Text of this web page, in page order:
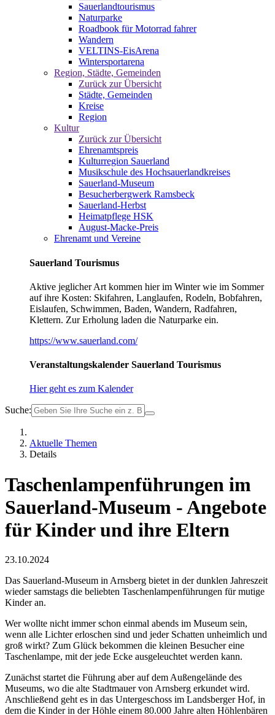
Sauerlandtourismus
Naturparke
Roadbook für Motorrad fahrer
Wandern
VELTINS-EisArena
Wintersportarena
Region, Städte, Gemeinden
Zurück zur Übersicht
Städte, Gemeinden
Kreise
Region
Kultur
Zurück zur Übersicht
Ehrenamtspreis
Kulturregion Sauerland
Musikschule des Hochsauerlandkreises
Sauerland-Museum
Besucherbergwerk Ramsbeck
Sauerland-Herbst
Heimatpflege HSK
August-Macke-Preis
Ehrenamt und Vereine
Sauerland Tourismus
Aktive jeglicher Art kommen hier im Winter wie im Sommer
auf ihre Kosten: Skifahren, Langlaufen, Rodeln, Bobfahren,
Eislaufen, Schwimmen, Baden, Wandern, Radfahren,
Klettern. Zur Erholung laden die Naturparke ein.
https://www.sauerland.com/
Veranstaltungskalender Sauerland Tourismus
Hier geht es zum Kalender
Suche:
Aktuelle Themen
Details
Taschenlampenführungen im
Sauerland-Museum - Angebote
für Kinder und ihre Eltern
23.10.2024
Das Sauerland-Museum in Arnsberg bietet in der dunklen Jahreszeit
wieder samstags die beliebten Taschenlampenführungen für mutige
Kinder an.
Wer wollte nicht immer schon einmal abends im Museum sein,
wenn alle Lichter erloschen sind und jeder Schatten unheimlich und
groß wirkt? Zum Glück bekommen die kleinen Besucher eine
Taschenlampe, mit der jede Ecke ausgeleuchtet werden kann.
Zunächst startet die Führung aber auf dem Außengelände des
Museums, wo die alte Stadtmauer von Arnsberg erkundet wird.
Anschließend geht es in das Untergeschoss im Landsberger Hof, in
dem die Kinder in der Höhle einem 80.000 Jahre alten Höhlenbären